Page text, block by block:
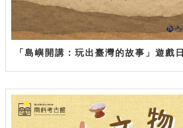
「島嶼開講：玩出臺灣的故事」遊戲日